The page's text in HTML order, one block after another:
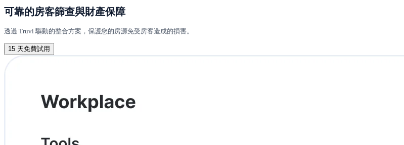
可靠的房客篩查與財產保障
透過 Truvi 驅動的整合方案，保護您的房源免受房客造成的損害。
15 天免費試用